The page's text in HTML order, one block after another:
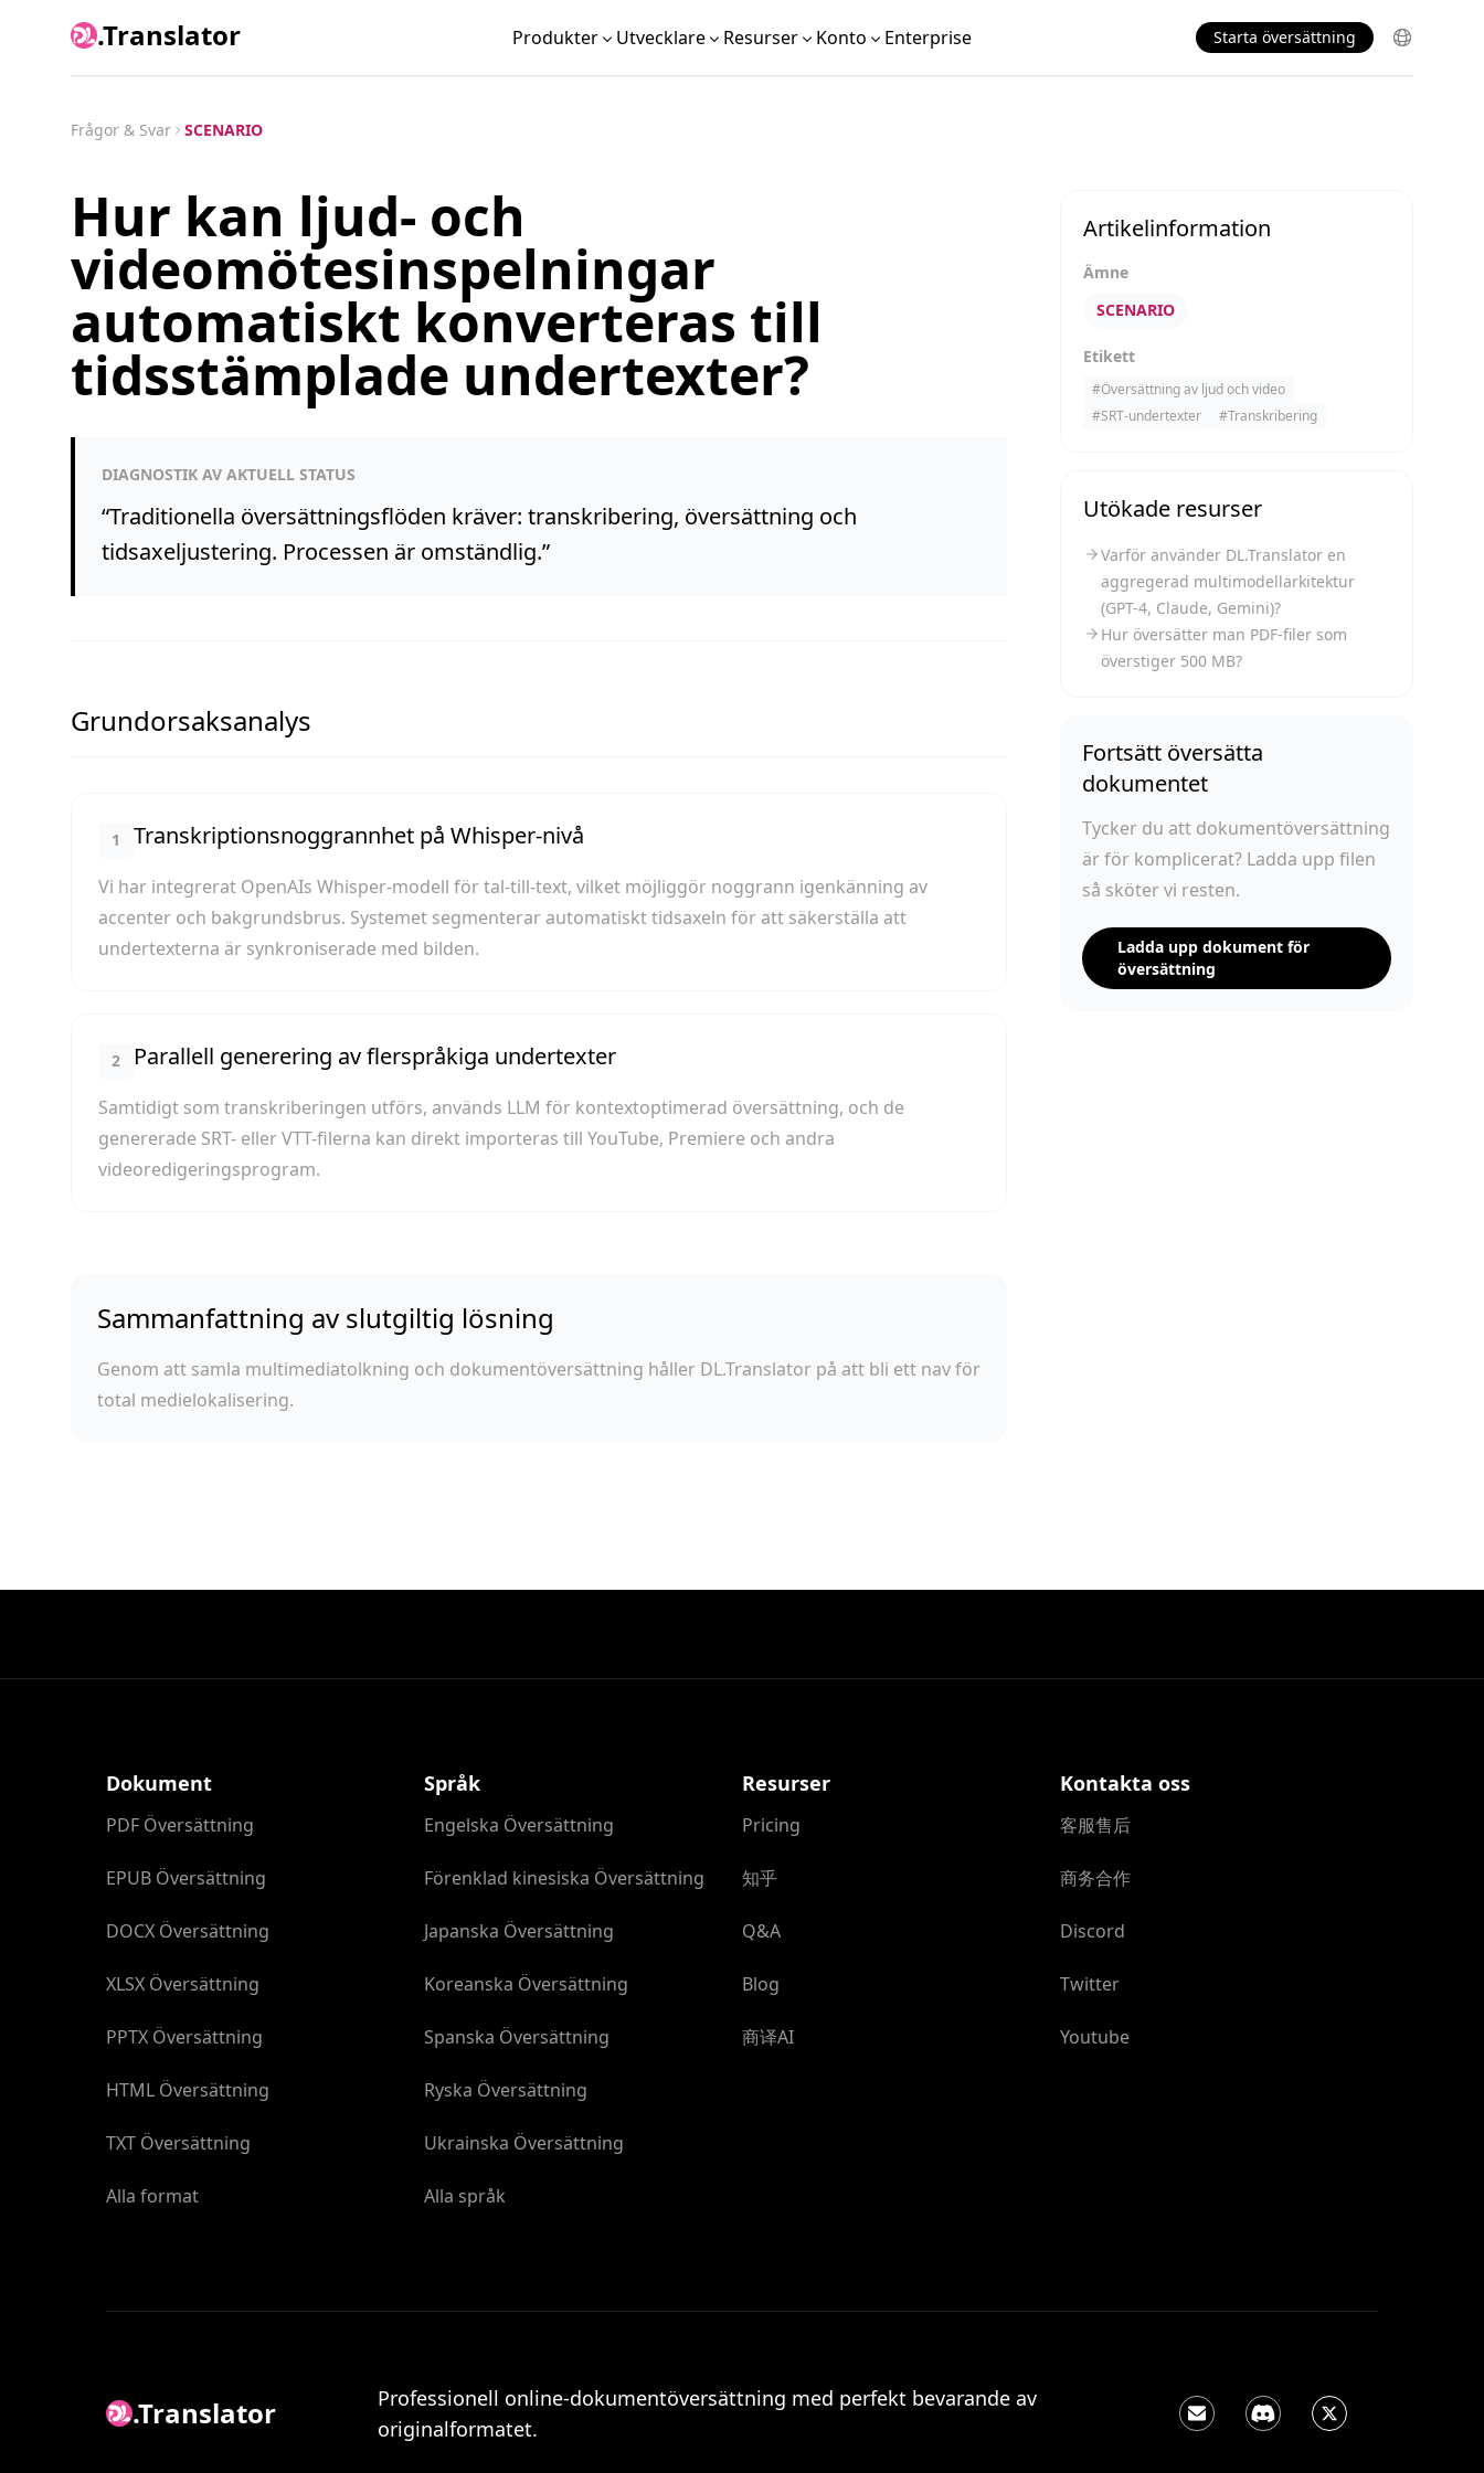
.Translator Produkter Utvecklare Resurser Konto Enterprise Starta översättning
Frågor & Svar SCENARIO
Hur kan ljud- och
videomötesinspelningar
automatiskt konverteras till
tidsstämplade undertexter?
DIAGNOSTIK AV AKTUELL STATUS
“Traditionella översättningsflöden kräver: transkribering, översättning och
tidsaxeljustering. Processen är omständlig.”
Grundorsaksanalys
1 Transkriptionsnoggrannhet på Whisper-nivå
Vi har integrerat OpenAIs Whisper-modell för tal-till-text, vilket möjliggör noggrann igenkänning av
accenter och bakgrundsbrus. Systemet segmenterar automatiskt tidsaxeln för att säkerställa att
undertexterna är synkroniserade med bilden.
2 Parallell generering av flerspråkiga undertexter
Samtidigt som transkriberingen utförs, används LLM för kontextoptimerad översättning, och de
genererade SRT- eller VTT-filerna kan direkt importeras till YouTube, Premiere och andra
videoredigeringsprogram.
Sammanfattning av slutgiltig lösning
Genom att samla multimediatolkning och dokumentöversättning håller DL.Translator på att bli ett nav för
total medielokalisering.
Artikelinformation
Ämne
SCENARIO
Etikett
#Översättning av ljud och video
#SRT-undertexter #Transkribering
Utökade resurser
Varför använder DL.Translator en
aggregerad multimodellarkitektur
(GPT-4, Claude, Gemini)?
Hur översätter man PDF-filer som
överstiger 500 MB?
Fortsätt översätta
dokumentet
Tycker du att dokumentöversättning
är för komplicerat? Ladda upp filen
så sköter vi resten.
Ladda upp dokument för
översättning
Dokument
PDF Översättning
EPUB Översättning
DOCX Översättning
XLSX Översättning
PPTX Översättning
HTML Översättning
TXT Översättning
Alla format
Språk
Engelska Översättning
Förenklad kinesiska Översättning
Japanska Översättning
Koreanska Översättning
Spanska Översättning
Ryska Översättning
Ukrainska Översättning
Alla språk
Resurser
Pricing
知乎
Q&A
Blog
商译AI
Kontakta oss
客服售后
商务合作
Discord
Twitter
Youtube
.Translator
Professionell online-dokumentöversättning med perfekt bevarande av
originalformatet.